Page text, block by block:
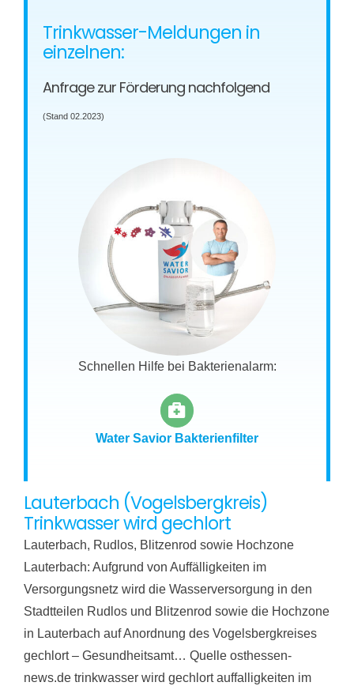
Trinkwasser-Meldungen in
einzelnen:
Anfrage zur Förderung nachfolgend
(Stand 02.2023)
Schnellen Hilfe bei Bakterienalarm:
Water Savior Bakterienfilter
Lauterbach (Vogelsbergkreis)
Trinkwasser wird gechlort
Lauterbach, Rudlos, Blitzenrod sowie Hochzone
Lauterbach: Aufgrund von Auffälligkeiten im
Versorgungsnetz wird die Wasserversorgung in den
Stadtteilen Rudlos und Blitzenrod sowie die Hochzone
in Lauterbach auf Anordnung des Vogelsbergkreises
gechlort – Gesundheitsamt… Quelle osthessen-
news.de trinkwasser wird gechlort auffalligkeiten im